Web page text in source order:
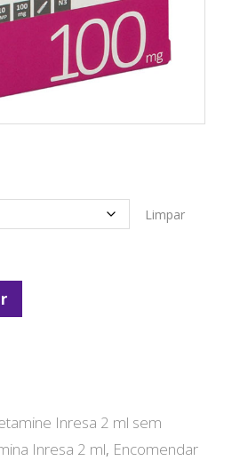
Limpar
Inresa 2 ml sem
Inresa 2 ml, Encomendar